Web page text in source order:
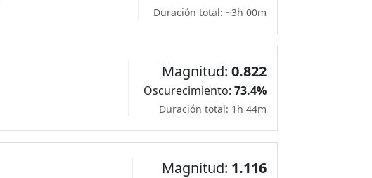
Duración total: ~3h 00m
Magnitud: 0.822
Oscurecimiento: 73.4%
Duración total: 1h 44m
Magnitud: 1.116